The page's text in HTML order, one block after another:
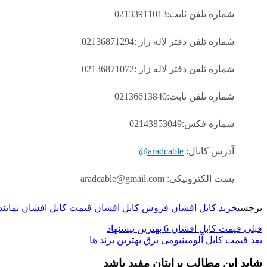
شماره تلفن ثابت:02133911013
شماره تلفن دفتر لاله زار :02136871294
شماره تلفن دفتر لاله زار :02136871072
شماره تلفن ثابت:02136613840
شماره فکس:02143853049
آدرس کانال: aradcable@
پست الکترونیکی: aradcable@gmail.com
برچسبخرید کابل افشان فروش کابل افشان قیمت کابل افشان
قبلی قیمت کابل افشان 6 بهترین پیشنهاد
بعد قیمت کابل آلومینیومی برق بهترین برند ها
شاید این مطالب برایتان مفید باشد